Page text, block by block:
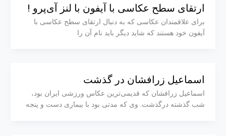
ارتقای سطح عکاسی با آیفون با لنز آی‌پرو !
برای علاقمندان عکاسی که به دنبال ارتقای سطح عکاسی با
آیفون خود هستند که شاید دیگر باید نام آن را
اسماعیل زرافشان در گذشت
اسماعیل زرافشان که قدیمی‌ترین عکاس ورزشی ایران بود،
شب گذشته درگذشت. وی که مدتی بود با بیماری دست و پنجه